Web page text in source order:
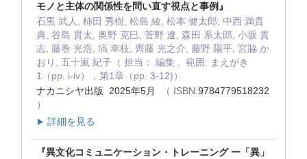
モノと主体の関係性を問い直す視点と事例』
石黒 武人, 柿田 秀樹, 松島 綾, 松本 健太郎, 中西 満貴
典, 谷島 貫太, 奥野 克巳, 菅野 遼, 森田 系太郎, 小坂 貴
志, 藤巻 光浩, 塙 幸枝, 齊藤 光之介, 藤野 陽平, 宮脇 か
おり, 五十嵐 紀子（ 担当： 編集 , 範囲: まえがき
1（pp. i-iv），第1章（pp. 3-12)）
ナカニシヤ出版 2025年5月
（ ISBN:9784779518232
）
▶ 詳細を見る
『異文化コミュニケーション・トレーニング ー「異」